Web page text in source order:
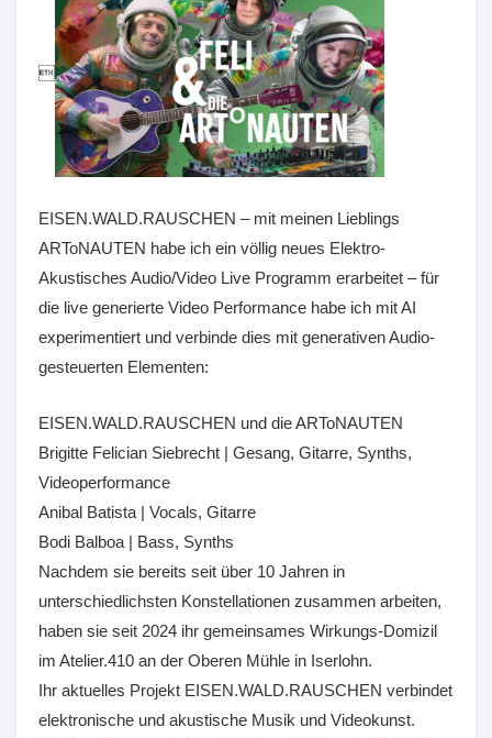

EISEN.WALD.RAUSCHEN – mit meinen Lieblings
ARToNAUTEN habe ich ein völlig neues Elektro-
Akustisches Audio/Video Live Programm erarbeitet – für
die live generierte Video Performance habe ich mit AI
experimentiert und verbinde dies mit generativen Audio-
gesteuerten Elementen:
EISEN.WALD.RAUSCHEN und die ARToNAUTEN
Brigitte Felician Siebrecht | Gesang, Gitarre, Synths,
Videoperformance
Anibal Batista | Vocals, Gitarre
Bodi Balboa | Bass, Synths
Nachdem sie bereits seit über 10 Jahren in
unterschiedlichsten Konstellationen zusammen arbeiten,
haben sie seit 2024 ihr gemeinsames Wirkungs-Domizil
im Atelier.410 an der Oberen Mühle in Iserlohn.
Ihr aktuelles Projekt EISEN.WALD.RAUSCHEN verbindet
elektronische und akustische Musik und Videokunst.